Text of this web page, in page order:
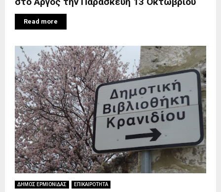
Read more
ΔΗΜΟΣ ΕΡΜΙΟΝΙΔΑΣ ΕΠΙΚΑΙΡΟΤΗΤΑ